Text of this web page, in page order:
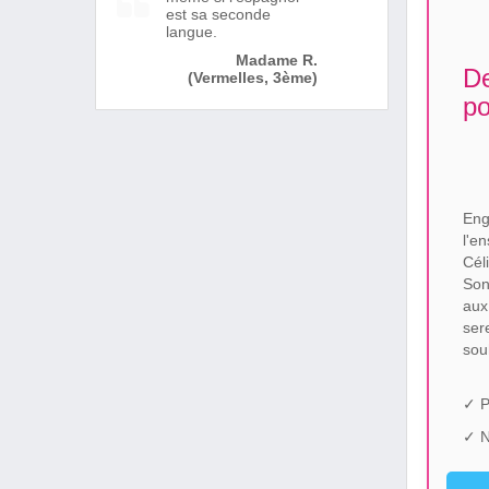
est sa seconde
langue.
Madame R.
(Vermelles, 3ème)
✓
✓